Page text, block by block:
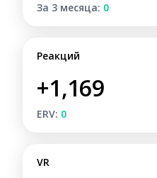
За 3 месяца: 0
Реакций
+1,169
ERV: 0
VR